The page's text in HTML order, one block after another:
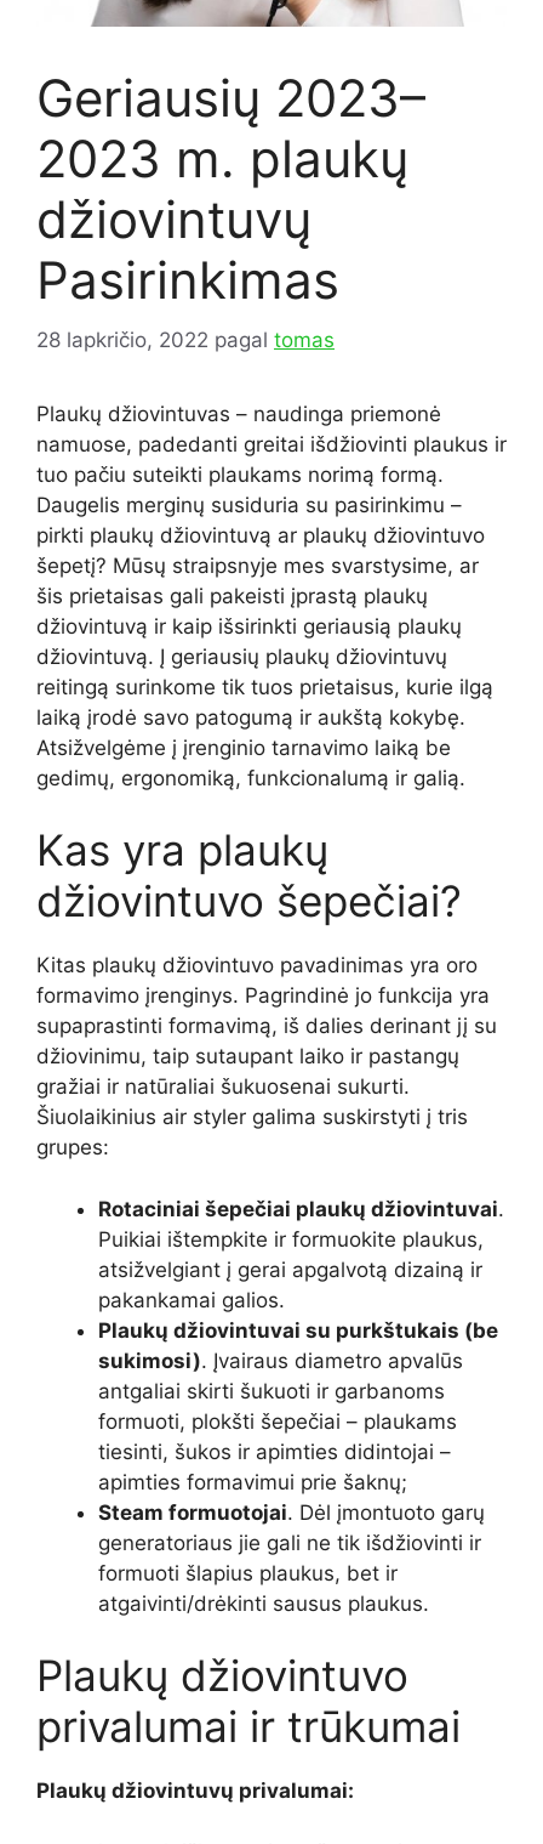
Geriausių 2023–
2023 m. plaukų
džiovintuvų
Pasirinkimas
28 lapkričio, 2022 pagal tomas
Plaukų džiovintuvas – naudinga priemonė
namuose, padedanti greitai išdžiovinti plaukus ir
tuo pačiu suteikti plaukams norimą formą.
Daugelis merginų susiduria su pasirinkimu –
pirkti plaukų džiovintuvą ar plaukų džiovintuvo
šepetį? Mūsų straipsnyje mes svarstysime, ar
šis prietaisas gali pakeisti įprastą plaukų
džiovintuvą ir kaip išsirinkti geriausią plaukų
džiovintuvą. Į geriausių plaukų džiovintuvų
reitingą surinkome tik tuos prietaisus, kurie ilgą
laiką įrodė savo patogumą ir aukštą kokybę.
Atsižvelgėme į įrenginio tarnavimo laiką be
gedimų, ergonomiką, funkcionalumą ir galią.
Kas yra plaukų
džiovintuvo šepečiai?
Kitas plaukų džiovintuvo pavadinimas yra oro
formavimo įrenginys. Pagrindinė jo funkcija yra
supaprastinti formavimą, iš dalies derinant jį su
džiovinimu, taip sutaupant laiko ir pastangų
gražiai ir natūraliai šukuosenai sukurti.
Šiuolaikinius air styler galima suskirstyti į tris
grupes:
Rotaciniai šepečiai plaukų džiovintuvai.
Puikiai ištempkite ir formuokite plaukus,
atsižvelgiant į gerai apgalvotą dizainą ir
pakankamai galios.
Plaukų džiovintuvai su purkštukais (be
sukimosi). Įvairaus diametro apvalūs
antgaliai skirti šukuoti ir garbanoms
formuoti, plokšti šepečiai – plaukams
tiesinti, šukos ir apimties didintojai –
apimties formavimui prie šaknų;
Steam formuotojai. Dėl įmontuoto garų
generatoriaus jie gali ne tik išdžiovinti ir
formuoti šlapius plaukus, bet ir
atgaivinti/drėkinti sausus plaukus.
Plaukų džiovintuvo
privalumai ir trūkumai
Plaukų džiovintuvų privalumai: